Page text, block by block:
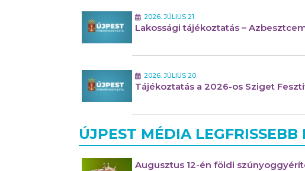
2026. JÚLIUS 21.
Lakossági tájékoztatás –
2026. JÚLIUS 20.
Tájékoztatás a 2026-os Sziget
ÚJPEST MÉDIA LEGFRISSEBB
Augusztus 12-én földi